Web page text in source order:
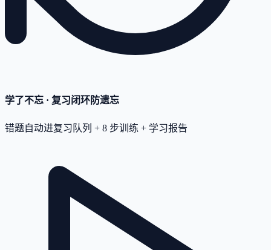
学了不忘 · 复习闭环防遗忘
错题自动进复习队列 + 8 步训练 + 学习报告